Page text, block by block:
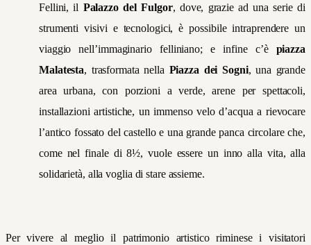
Fellini, il Palazzo del Fulgor, dove, grazie ad una serie di
strumenti visivi e tecnologici, è possibile intraprendere un
viaggio nell’immaginario felliniano; e infine c’è piazza
Malatesta, trasformata nella Piazza dei Sogni, una grande
area urbana, con porzioni a verde, arene per spettacoli,
installazioni artistiche, un immenso velo d’acqua a rievocare
l’antico fossato del castello e una grande panca circolare che,
come nel finale di 8½, vuole essere un inno alla vita, alla
solidarietà, alla voglia di stare assieme.
Per vivere al meglio il patrimonio artistico riminese i visitatori